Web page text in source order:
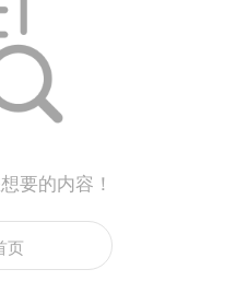
要的内容！
页